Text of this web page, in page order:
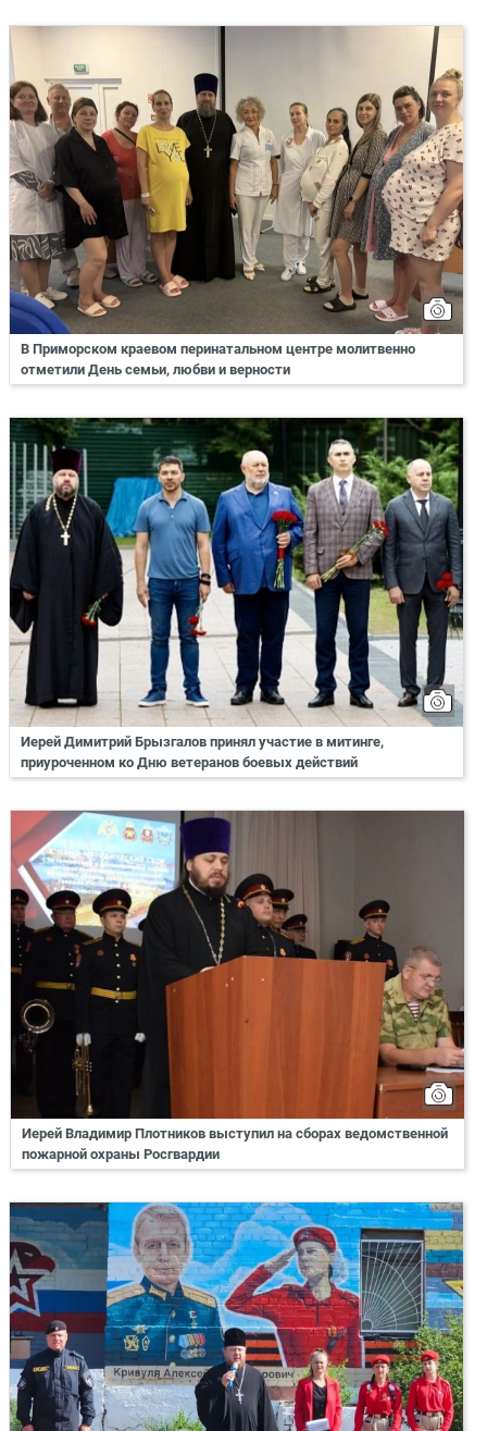
В Приморском краевом перинатальном центре молитвенно
отметили День семьи, любви и верности
Иерей Димитрий Брызгалов принял участие в митинге,
приуроченном ко Дню ветеранов боевых действий
Иерей Владимир Плотников выступил на сборах ведомственной
пожарной охраны Росгвардии